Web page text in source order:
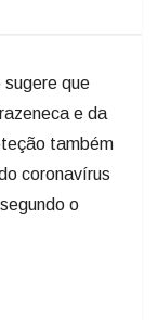
sugere que
e da
também
coronavírus
o